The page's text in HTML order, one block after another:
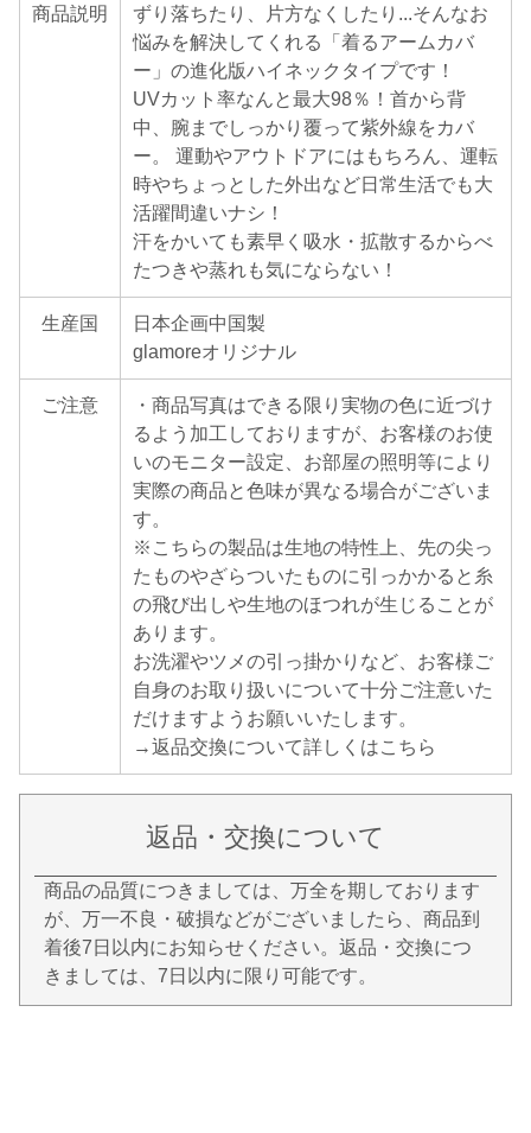
商品説明
ずり落ちたり、片方なくしたり...そんなお
悩みを解決してくれる「着るアームカバ
ー」の進化版ハイネックタイプです！
UVカット率なんと最大98％！首から背
中、腕までしっかり覆って紫外線をカバ
ー。 運動やアウトドアにはもちろん、運転
時やちょっとした外出など日常生活でも大
活躍間違いナシ！
汗をかいても素早く吸水・拡散するからべ
たつきや蒸れも気にならない！
生産国
日本企画中国製
glamoreオリジナル
ご注意
・商品写真はできる限り実物の色に近づけ
るよう加工しておりますが、お客様のお使
いのモニター設定、お部屋の照明等により
実際の商品と色味が異なる場合がございま
す。
※こちらの製品は生地の特性上、先の尖っ
たものやざらついたものに引っかかると糸
の飛び出しや生地のほつれが生じることが
あります。
お洗濯やツメの引っ掛かりなど、お客様ご
自身のお取り扱いについて十分ご注意いた
だけますようお願いいたします。
→返品交換について詳しくはこちら
返品・交換について
商品の品質につきましては、万全を期しております
が、万一不良・破損などがございましたら、商品到
着後7日以内にお知らせください。返品・交換につ
きましては、7日以内に限り可能です。